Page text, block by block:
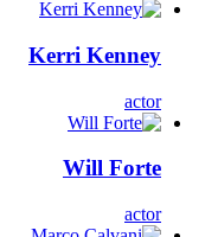
Kerri Kenney
actor
Will Forte
actor